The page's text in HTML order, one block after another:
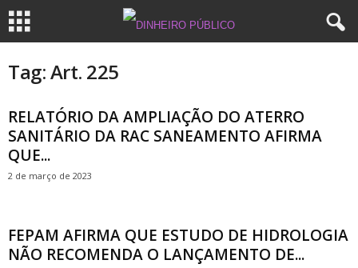
Tag: Art. 225
RELATÓRIO DA AMPLIAÇÃO DO ATERRO
SANITÁRIO DA RAC SANEAMENTO AFIRMA
QUE...
2 de março de 2023
FEPAM AFIRMA QUE ESTUDO DE HIDROLOGIA
NÃO RECOMENDA O LANÇAMENTO DE...